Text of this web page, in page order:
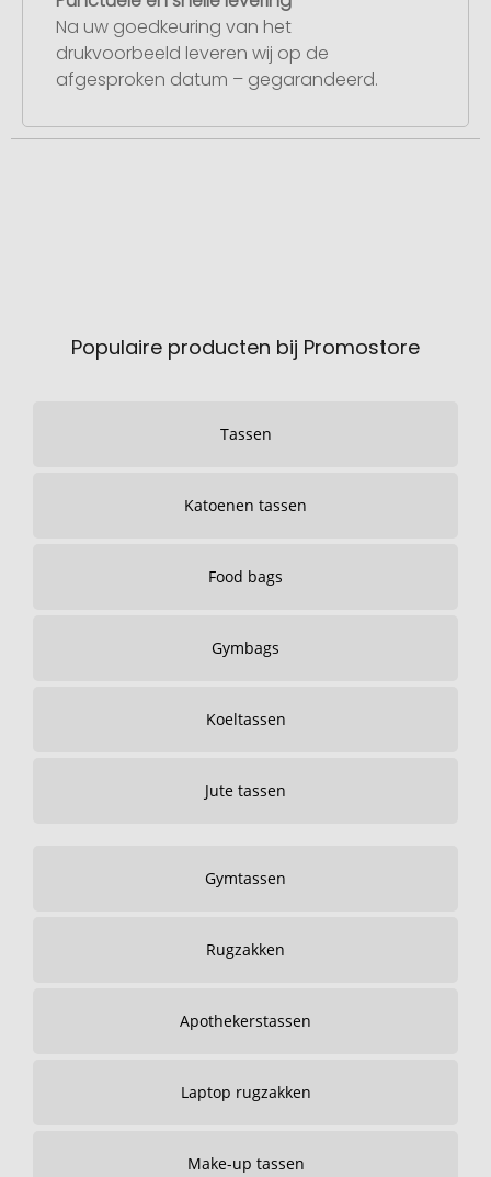
Na uw goedkeuring van het
drukvoorbeeld leveren wij op de
afgesproken datum – gegarandeerd.
Populaire producten bij Promostore
Tassen
Katoenen tassen
Food bags
Gymbags
Koeltassen
Jute tassen
Gymtassen
Rugzakken
Apothekerstassen
Laptop rugzakken
Make-up tassen